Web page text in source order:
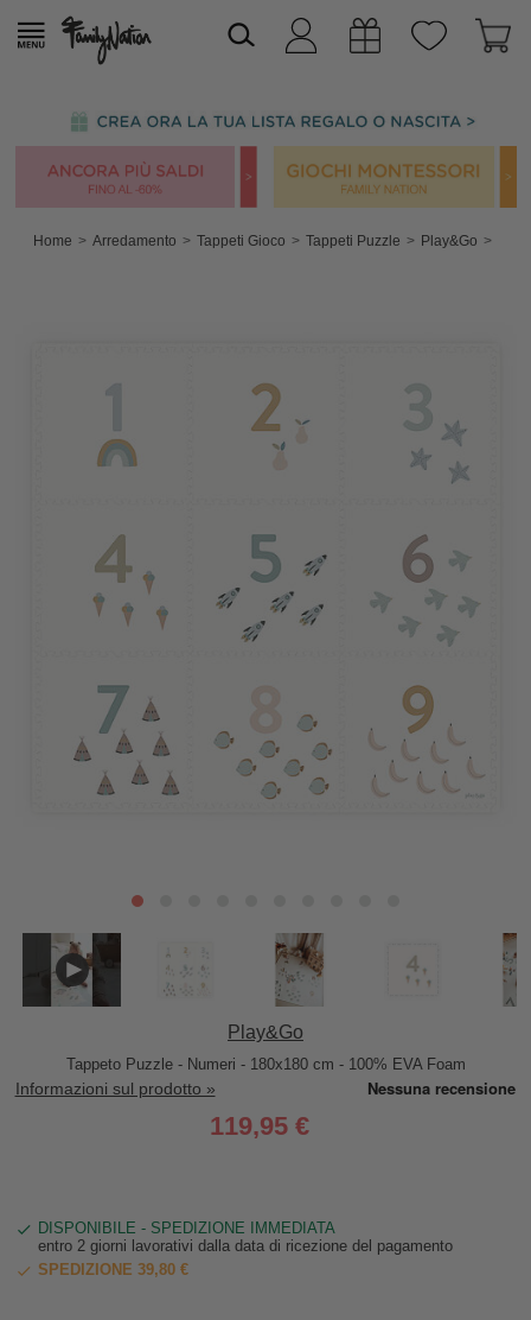
Home Arredamento Tappeti Gioco Tappeti Puzzle Play&Go
Play&Go
Tappeto Puzzle - Numeri - 180x180 cm - 100% EVA Foam
Informazioni sul prodotto »
119,95 €
DISPONIBILE - SPEDIZIONE IMMEDIATA
entro 2 giorni lavorativi dalla data di ricezione del pagamento
SPEDIZIONE 39,80 €